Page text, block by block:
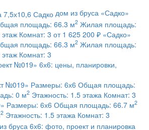
дом из бруса «Садко»
площадь: 66.3 м2 Жилая площадь:
этаж Комнат: 3 от 1 625 200 ₽ «Садко»
площадь: 66.3 м2 Жилая площадь:
этаж Комнат: 3
№019» Размеры: 6х6 Общая площадь:
0 м2 Этажность: 1.5 этажа Комнат: 3
Размеры: 6х6 Общая площадь: 66.7 м2
2 Этажность: 1.5 этажа Комнат: 3